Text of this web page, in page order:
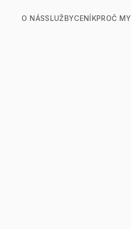
O NÁSSLUŽBYCENÍKPROČ MY